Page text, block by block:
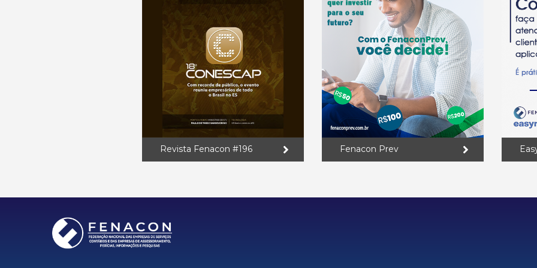
Revista Fenacon #196 Fenacon Prev